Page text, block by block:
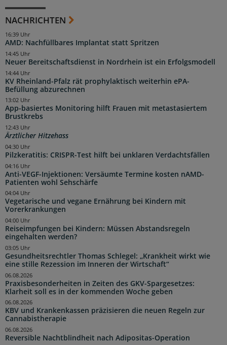
NACHRICHTEN
AMD: Nachfüllbares Implantat statt Spritzen
16:39 Uhr
Neuer Bereitschaftsdienst in Nordrhein ist ein Erfolgsmodell
14:45 Uhr
KV Rheinland-Pfalz rät prophylaktisch weiterhin ePA-
Befüllung abzurechnen
14:44 Uhr
App-basiertes Monitoring hilft Frauen mit metastasiertem
Brustkrebs
13:02 Uhr
Ärztlicher Hitzehass
12:43 Uhr
Pilzkeratitis: CRISPR-Test hilft bei unklaren Verdachtsfällen
04:30 Uhr
Anti-VEGF-Injektionen: Versäumte Termine kosten nAMD-
Patienten wohl Sehschärfe
04:16 Uhr
Vegetarische und vegane Ernährung bei Kindern mit
Vorerkrankungen
04:04 Uhr
Reiseimpfungen bei Kindern: Müssen Abstandsregeln
eingehalten werden?
04:00 Uhr
Gesundheitsrechtler Thomas Schlegel: „Krankheit wirkt wie
eine stille Rezession im Inneren der Wirtschaft“
03:05 Uhr
Praxisbesonderheiten in Zeiten des GKV-Spargesetzes:
Klarheit soll es in der kommenden Woche geben
06.08.2026
KBV und Krankenkassen präzisieren die neuen Regeln zur
Cannabistherapie
06.08.2026
Reversible Nachtblindheit nach Adipositas-Operation
06.08.2026